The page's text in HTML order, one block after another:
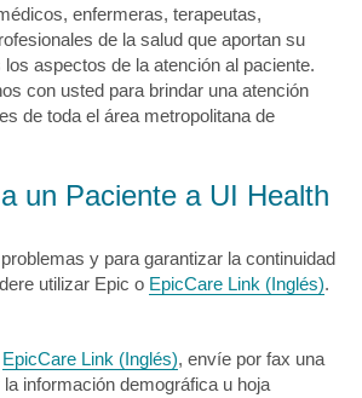
enfermeras, terapeutas,
de la salud que aportan su
aspectos de la atención al paciente.
con usted para brindar una atención
de toda el área metropolitana de
un Paciente a UI Health
y para garantizar la continuidad
utilizar Epic o EpicCare Link (Inglés).
EpicCare Link (Inglés), envíe por fax una
información demográfica u hoja